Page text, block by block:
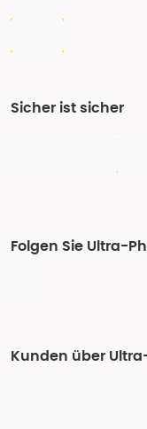
Sicher ist sicher
Folgen Sie Ultra-
Kunden über